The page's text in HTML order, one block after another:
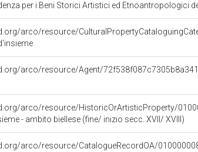
per i Beni Storici Artistici ed Etnoantropologici
arco/resource/
arco/resource/Agent/
arco/resource/HistoricOrArtisticProperty/
- ambito biellese (fine/ inizio secc. XVII/ XVIII)
arco/resource/CatalogueRecordOA/